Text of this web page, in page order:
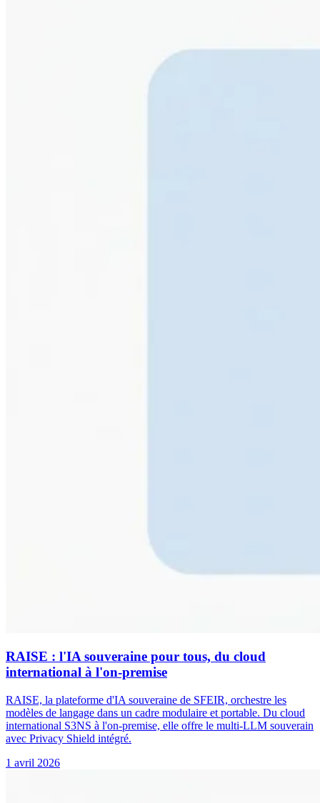
RAISE : l'IA souveraine pour tous, du cloud
international à l'on-premise
RAISE, la plateforme d'IA souveraine de SFEIR, orchestre les
modèles de langage dans un cadre modulaire et portable. Du cloud
international S3NS à l'on-premise, elle offre le multi-LLM souverain
avec Privacy Shield intégré.
1 avril 2026